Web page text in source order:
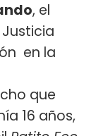
, el
en la
que
16 años,